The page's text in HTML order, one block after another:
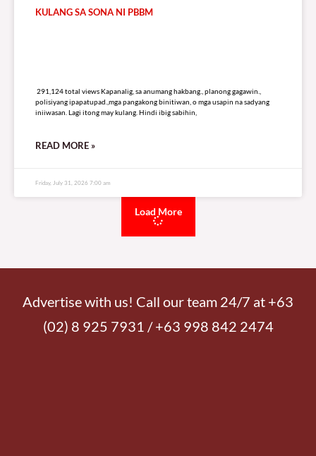
KULANG SA SONA NI PBBM
291,124 total views Kapanalig, sa anumang hakbang., planong gagawin.,
polisiyang ipapatupad.,mga pangakong binitiwan, o mga usapin na sadyang
iniiwasan. Lagi itong may kulang. Hindi ibig sabihin,
READ MORE »
Friday, July 31, 2026 7:00 am
Load More
Advertise with us! Call our team 24/7 at +63
(02) 8 925 7931 / +63 998 842 2474